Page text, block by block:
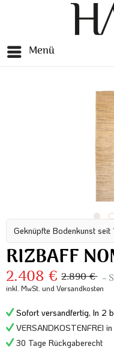
Menü
Geknüpfte Bodenkunst seit
RIZBAFF
2.408 € 2.890 € –
inkl. MwSt. und Versandkosten
Sofort versandfertig, In 2
VERSANDKOSTENFREI in
30 Tage Rückgaberecht